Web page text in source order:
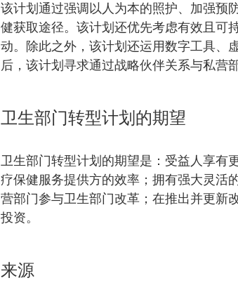
该计划通过强调以人为本的照护、加强预
健获取途径。该计划还优先考虑有效且可
动。除此之外，该计划还运用数字工具、
后，该计划寻求通过战略伙伴关系与私营
卫生部门转型计划的期望
卫生部门转型计划的期望是：受益人享有
疗保健服务提供方的效率；拥有强大灵活
营部门参与卫生部门改革；在推出并更新
投资。
来源